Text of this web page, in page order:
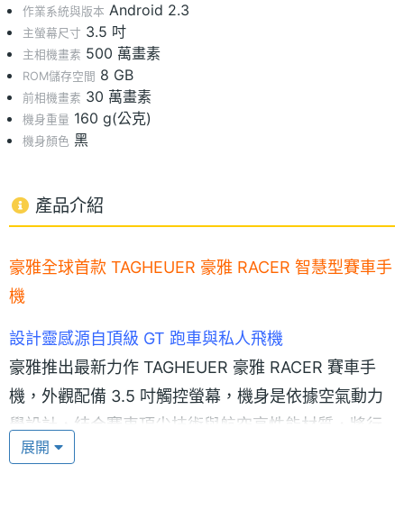
作業系統與版本 Android 2.3
主螢幕尺寸 3.5 吋
主相機畫素 500 萬畫素
ROM儲存空間 8 GB
前相機畫素 30 萬畫素
機身重量 160 g(公克)
機身顏色 黑
產品介紹
豪雅全球首款 TAGHEUER 豪雅 RACER 智慧型賽車手
機
設計靈感源自頂級 GT 跑車與私人飛機
豪雅推出最新力作 TAGHEUER 豪雅 RACER 賽車手
機，外觀配備 3.5 吋觸控螢幕，機身是依據空氣動力
學設計，結合賽車頂尖技術與航空高性能材質，將行
動通訊工具提升到全新世代。其動感且優雅的外觀來
展開